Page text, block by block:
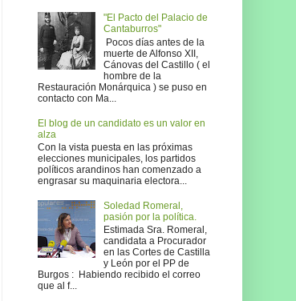
"El Pacto del Palacio de
Cantaburros"
Pocos días antes de la
muerte de Alfonso XII,
Cánovas del Castillo ( el
hombre de la
Restauración Monárquica ) se puso en
contacto con Ma...
El blog de un candidato es un valor en
alza
Con la vista puesta en las próximas
elecciones municipales, los partidos
políticos arandinos han comenzado a
engrasar su maquinaria electora...
Soledad Romeral,
pasión por la política.
Estimada Sra. Romeral,
candidata a Procurador
en las Cortes de Castilla
y León por el PP de
Burgos : Habiendo recibido el correo
que al f...